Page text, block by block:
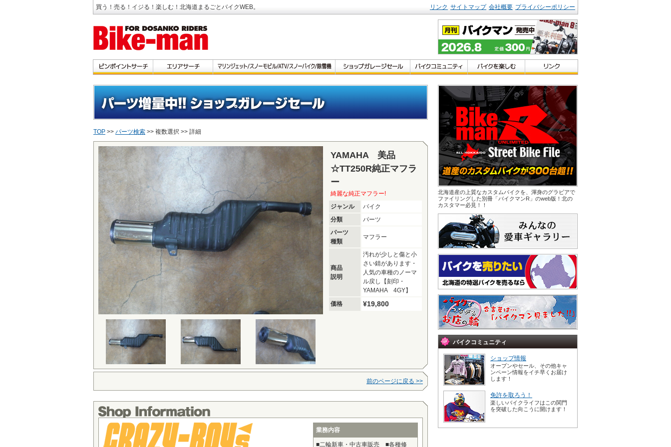
買う！売る！イジる！楽しむ！北海道まるごとバイクWEB。 リンク サイトマップ 会社概要 プライバシーポリシー
TOP >> パーツ検索 >> 複数選択 >> 詳細
YAMAHA 美品
☆TT250R純正マフラ
ー
綺麗な純正マフラー!
ジャンル
バイク
分類
パーツ
パーツ
種類
マフラー
商品
説明
汚れが少しと傷と小
さい錆があります・
人気の車種のノーマ
ル戻し【刻印・
YAMAHA 4GY】
価格
¥19,800
前のページに戻る >>
業務内容
■二輪新車・中古車販売 ■各種修
北海道産の上質なカスタムバイクを、渾身のグラビアで
ファイリングした別冊「バイクマンR」のweb版！北の
カスタマー必見！！
バイクコミュニティ
ショップ情報
オープンやセール、その他キャ
ンペーン情報をイチ早くお届け
します！
免許を取ろう！
楽しいバイクライフはこの関門
を突破した向こうに開けます！